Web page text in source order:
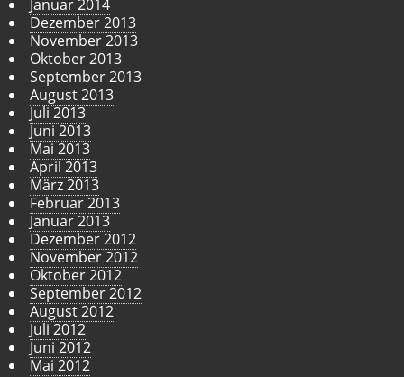
Januar 2014
Dezember 2013
November 2013
Oktober 2013
September 2013
August 2013
Juli 2013
Juni 2013
Mai 2013
April 2013
März 2013
Februar 2013
Januar 2013
Dezember 2012
November 2012
Oktober 2012
September 2012
August 2012
Juli 2012
Juni 2012
Mai 2012